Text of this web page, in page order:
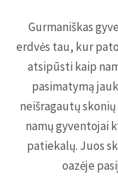
Gurmaniškas
erdvės tau, kur
atsipūsti kaip
pasimatymą
neišragautų
namų gyventojai
patiekalų. Juos
oazėje